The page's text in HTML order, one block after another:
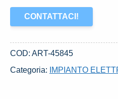
CONTATTACI!
COD: ART-45845
Categoria:
IMPIANTO